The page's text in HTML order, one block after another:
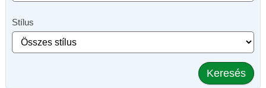
Stílus
Keresés